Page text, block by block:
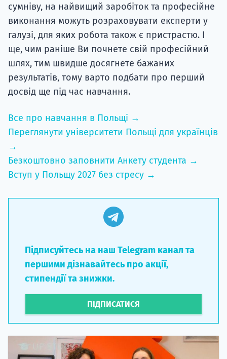
сумніву, на найвищий заробіток та професійне
виконання можуть розраховувати експерти у
галузі, для яких робота також є пристрастю. І
ще, чим раніше Ви почнете свій професійний
шлях, тим швидше досягнете бажаних
результатів, тому варто подбати про перший
досвід ще під час навчання.
Все про навчання в Польщі →
Переглянути університети Польщі для українців
→
Безкоштовно заповнити Анкету студента →
Вступ у Польщу 2027 без стресу →
Підписуйтесь на наш Telegram канал та
першими дізнавайтесь про акції,
стипендії та знижки.
ПІДПИСАТИСЯ